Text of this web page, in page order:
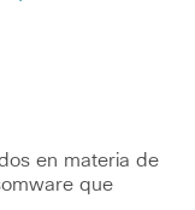
en materia de
que